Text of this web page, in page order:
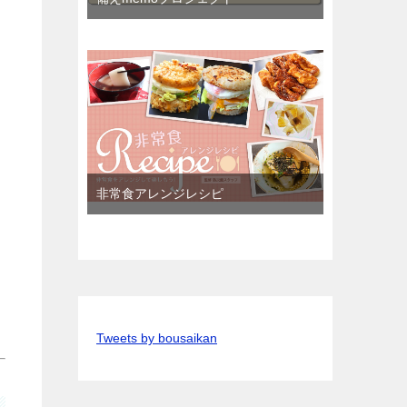
非常食アレンジレシピ
Tweets by bousaikan